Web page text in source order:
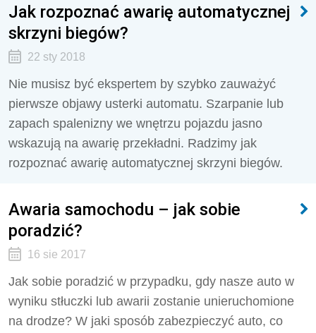
Jak rozpoznać awarię automatycznej
skrzyni biegów?
22 sty 2018
Nie musisz być ekspertem by szybko zauważyć
pierwsze objawy usterki automatu. Szarpanie lub
zapach spalenizny we wnętrzu pojazdu jasno
wskazują na awarię przekładni. Radzimy jak
rozpoznać awarię automatycznej skrzyni biegów.
Awaria samochodu – jak sobie
poradzić?
16 sie 2017
Jak sobie poradzić w przypadku, gdy nasze auto w
wyniku stłuczki lub awarii zostanie unieruchomione
na drodze? W jaki sposób zabezpieczyć auto, co